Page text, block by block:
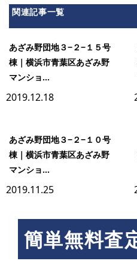
関連記事一覧
あざみ野団地３−２−１５号
棟｜横浜市青葉区あざみ野
マンショ...
2019.12.18
あざみ野団地３−２−１０号
棟｜横浜市青葉区あざみ野
マンショ...
2019.11.25
簡単無料査